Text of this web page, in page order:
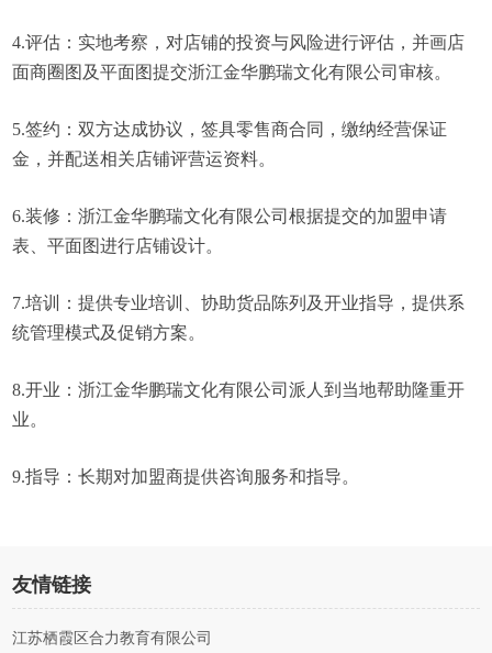
4.评估：实地考察，对店铺的投资与风险进行评估，并画店
面商圈图及平面图提交浙江金华鹏瑞文化有限公司审核。
5.签约：双方达成协议，签具零售商合同，缴纳经营保证
金，并配送相关店铺评营运资料。
6.装修：浙江金华鹏瑞文化有限公司根据提交的加盟申请
表、平面图进行店铺设计。
7.培训：提供专业培训、协助货品陈列及开业指导，提供系
统管理模式及促销方案。
8.开业：浙江金华鹏瑞文化有限公司派人到当地帮助隆重开
业。
9.指导：长期对加盟商提供咨询服务和指导。
友情链接
江苏栖霞区合力教育有限公司